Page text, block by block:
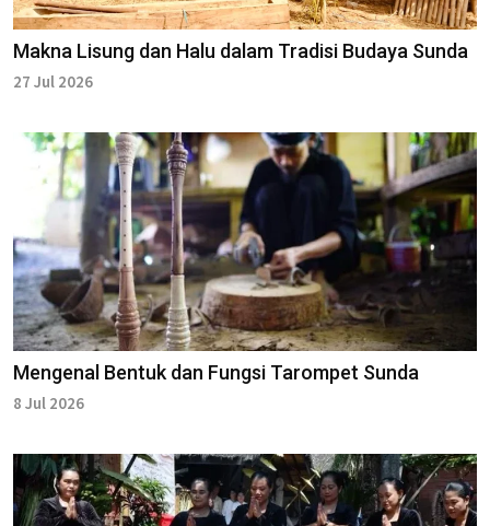
Makna Lisung dan Halu dalam Tradisi Budaya Sunda
27 Jul 2026
Mengenal Bentuk dan Fungsi Tarompet Sunda
8 Jul 2026